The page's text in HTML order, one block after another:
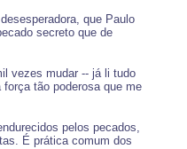
que Paulo
secreto que de
vezes mudar -- já li tudo
tão poderosa que me
pelos pecados,
É prática comum dos